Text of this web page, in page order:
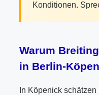
Konditionen.
Warum
in Berlin-
In Köpenick